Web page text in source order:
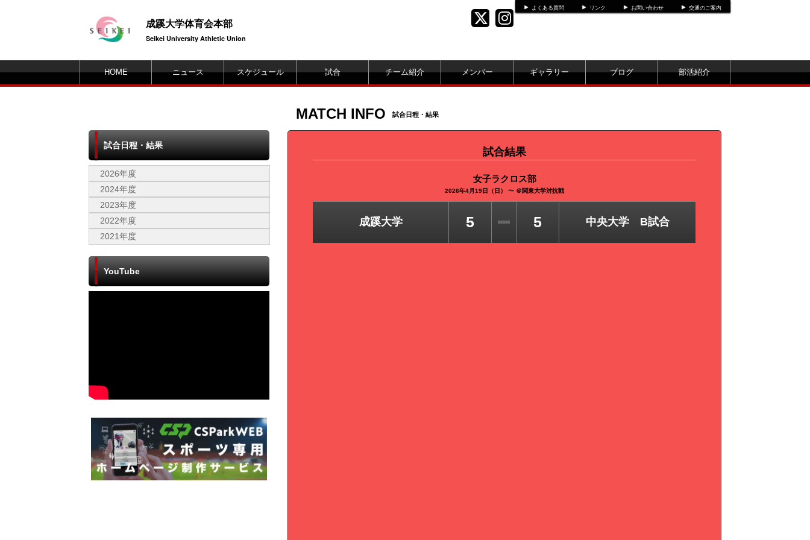
よくある質問 リンク お問い合わせ 交通のご案内
成蹊大学体育会本部
Seikei University Athletic Union
HOME ニュース スケジュール 試合 チーム紹介 メンバー ギャラリー ブログ 部活紹介
試合日程・結果
2026年度
2024年度
2023年度
2022年度
2021年度
YouTube
MATCH INFO 試合日程・結果
試合結果
女子ラクロス部
2026年4月19日（日） 〜 ＠関東大学対抗戦
成蹊大学 5 5 中央大学 B試合